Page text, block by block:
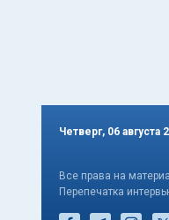
Четверг, 06 августа
Все права на
Перепечатка